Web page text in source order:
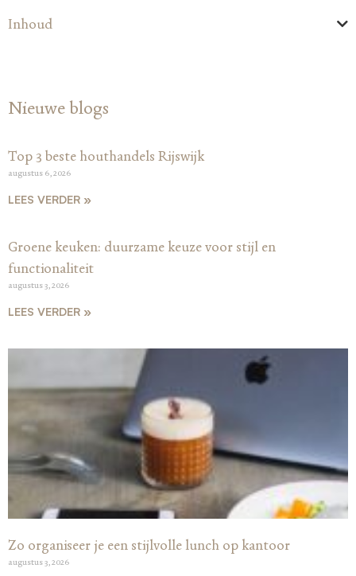
Inhoud
Nieuwe blogs
Top 3 beste houthandels Rijswijk
augustus 6, 2026
LEES VERDER »
Groene keuken: duurzame keuze voor stijl en
functionaliteit
augustus 3, 2026
LEES VERDER »
Zo organiseer je een stijlvolle lunch op kantoor
augustus 3, 2026